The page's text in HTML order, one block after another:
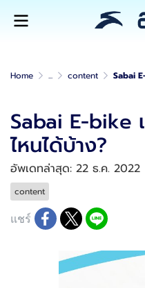
Home ... content Sabai
Sabai E-bike
ไหนได้บ้าง?
อัพเดทล่าสุด: 22 ธ.ค. 2022
content
แชร์